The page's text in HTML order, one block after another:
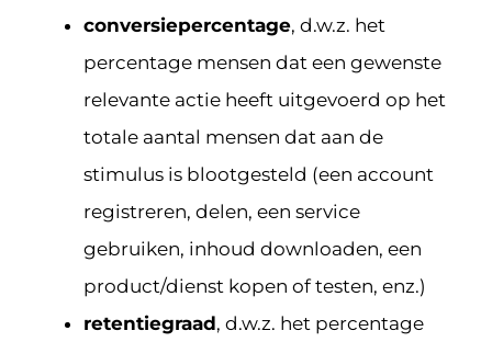
conversiepercentage, d.w.z. het
percentage mensen dat een gewenste
relevante actie heeft uitgevoerd op het
totale aantal mensen dat aan de
stimulus is blootgesteld (een account
registreren, delen, een service
gebruiken, inhoud downloaden, een
product/dienst kopen of testen, enz.)
retentiegraad, d.w.z. het percentage